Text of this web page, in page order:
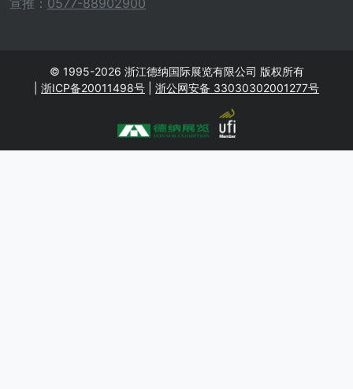
宣推： 0577-88902900
© 1995-2026 浙江德纳国际展览有限公司 版权所有
浙ICP备20011498号 浙公网安备 33030302001277号